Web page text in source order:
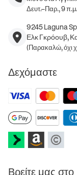
Δευτ.–Παρ., 9
9245 Laguna
Ελκ Γκρόουβ,
(Παρακαλώ, όχι
Δεχόμαστε
Βρείτε μας στο